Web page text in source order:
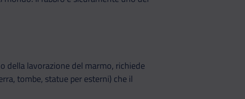
della lavorazione del marmo, richiede
tombe, statue per esterni) che il